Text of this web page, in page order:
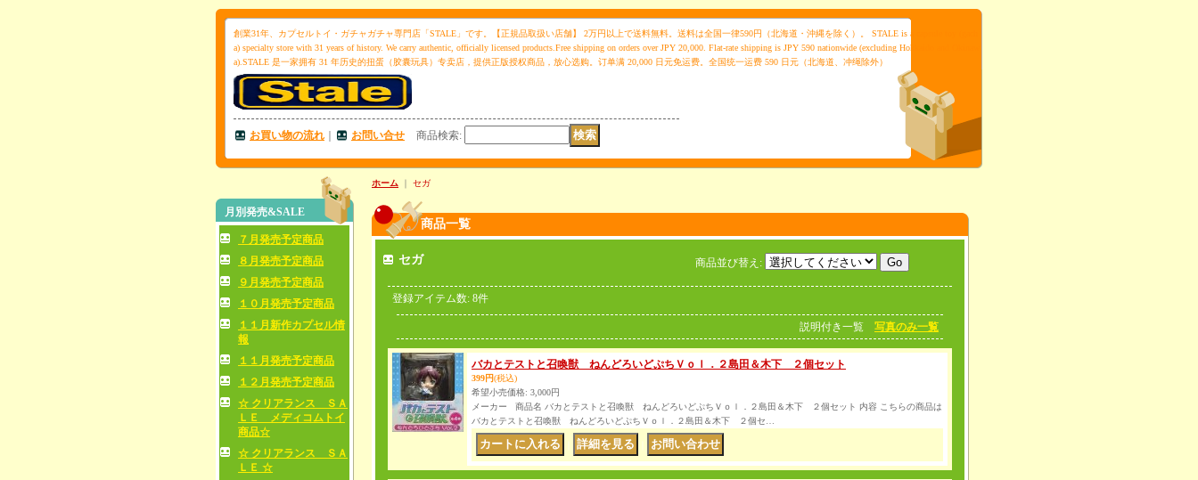
創業31年、カプセルトイ・ガチャガチャ専門店「STALE」です。【正規品取扱い店舗】 2万円以上で送料無料。送料は全国一律590円（北海道・沖縄を除く）。 STALE is a capsule toy (gach
a) specialty store with 31 years of history. We carry authentic, officially licensed products.Free shipping on orders over JPY 20,000. Flat-rate shipping is JPY 590 nationwide (excluding Hokkaido and Okinaw
a).STALE 是一家拥有 31 年历史的扭蛋（胶囊玩具）专卖店，提供正版授权商品，放心选购。订单满 20,000 日元免运费。全国统一运费 590 日元（北海道、冲绳除外）
お買い物の流れ お問い合せ 商品検索:
月別発売&SALE
７月発売予定商品
８月発売予定商品
９月発売予定商品
１０月発売予定商品
１１月新作カプセル情
報
１１月発売予定商品
１２月発売予定商品
☆ クリアランス ＳＡ
ＬＥ メディコムトイ
商品☆
☆ クリアランス ＳＡ
ＬＥ ☆
ホーム ｜ セガ
商品一覧
セガ 商品並び替え :
登録アイテム数: 8件
説明付き一覧 写真のみ一覧
バカとテストと召喚獣 ねんどろいどぷちＶｏｌ．２島田＆木下 ２個セット
399円(税込)
希望小売価格: 3,000円
メーカー 商品名 バカとテストと召喚獣 ねんどろいどぷちＶｏｌ．２島田＆木下 ２個セット 内容 こちらの商品は
バカとテストと召喚獣 ねんどろいどぷちＶｏｌ．２島田＆木下 ２個セ…